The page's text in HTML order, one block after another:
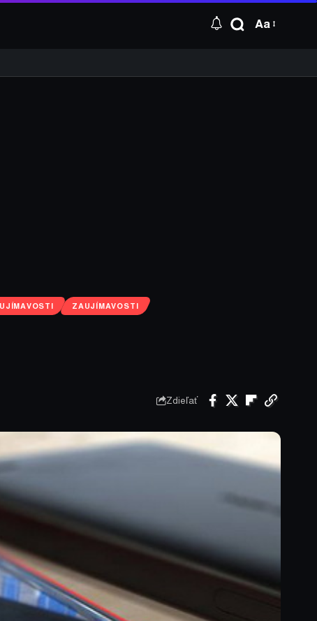
Aa
ZAUJÍMAVOSTI
Zdieľať